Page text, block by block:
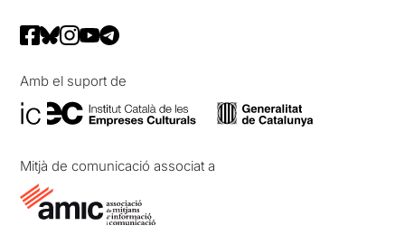
Amb el suport de
Mitjà de comunicació associat a